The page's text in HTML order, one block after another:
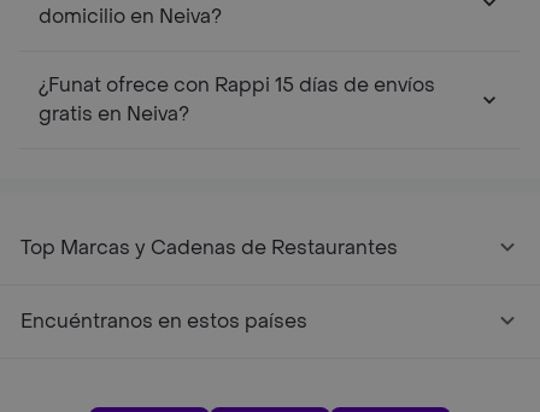
domicilio en Neiva?
¿Funat ofrece con Rappi 15 días de envíos
gratis en Neiva?
Top Marcas y Cadenas de Restaurantes
Encuéntranos en estos países